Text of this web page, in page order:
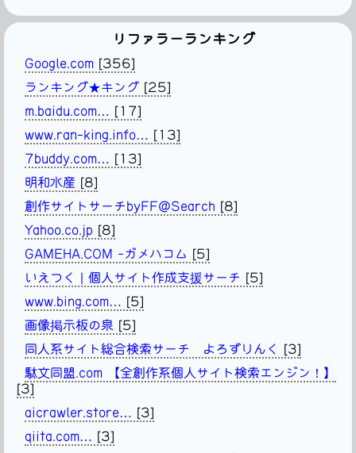
リファラーランキング
Google.com [356]
ランキング★キング [25]
m.baidu.com…
[17]
www.ran-king.info…
[13]
7buddy.com…
[13]
明和水産 [8]
創作サイトサーチbyFF@Search [8]
Yahoo.co.jp [8]
GAMEHA.COM -ガメハコム
[5]
いえつく | 個人サイト作成支援サーチ
[5]
www.bing.com…
[5]
画像掲示板の泉 [5]
同人系サイト総合検索サーチ よろずりんく
[3]
駄文同盟.com 【全創作系個人サイト検索エンジン！】
[3]
aicrawler.store…
[3]
qiita.com…
[3]